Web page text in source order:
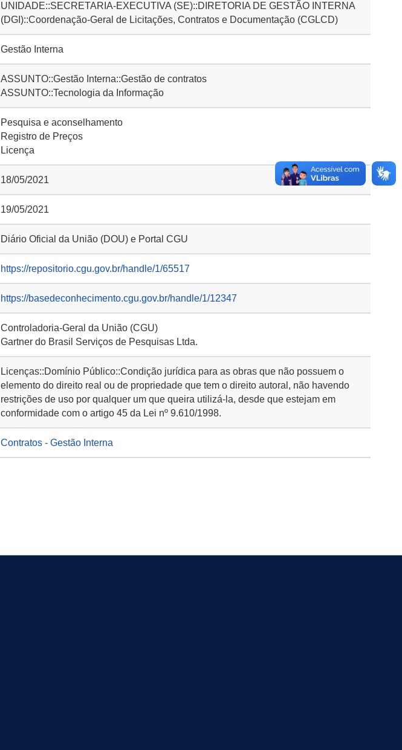
UNIDADE::SECRETARIA-EXECUTIVA (SE)::DIRETORIA DE GESTÃO INTERNA
(DGI)::Coordenação-Geral de Licitações, Contratos e Documentação (CGLCD)
Gestão Interna
ASSUNTO::Gestão Interna::Gestão de contratos
ASSUNTO::Tecnologia da Informação
Pesquisa e aconselhamento
Registro de Preços
Licença
18/05/2021
19/05/2021
Diário Oficial da União (DOU) e Portal CGU
https://repositorio.cgu.gov.br/handle/1/65517
https://basedeconhecimento.cgu.gov.br/handle/1/12347
Controladoria-Geral da União (CGU)
Gartner do Brasil Serviços de Pesquisas Ltda.
Licenças::Domínio Público::Condição jurídica para as obras que não possuem o
elemento do direito real ou de propriedade que tem o direito autoral, não havendo
restrições de uso por qualquer um que queira utilizá-la, desde que estejam em
conformidade com o artigo 45 da Lei nº 9.610/1998.
Contratos - Gestão Interna